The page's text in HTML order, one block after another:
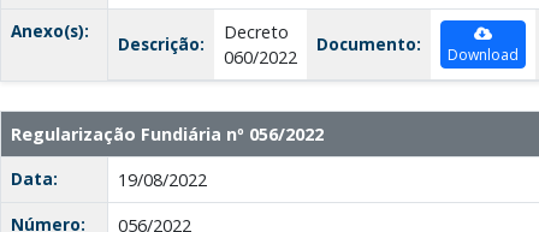
Anexo(s):
Descrição:
Decreto
060/2022
Documento: Download
Regularização Fundiária nº 056/2022
Data:
19/08/2022
Número:
056/2022